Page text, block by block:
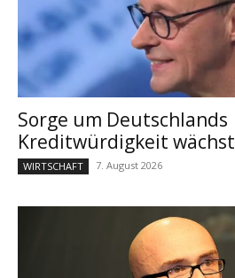
Sorge um Deutschlands
Kreditwürdigkeit wächst
WIRTSCHAFT 7. August 2026